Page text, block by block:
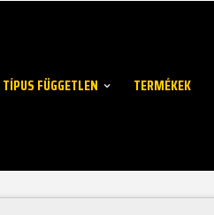
TÍPUS FÜGGETLEN TERMÉKEK